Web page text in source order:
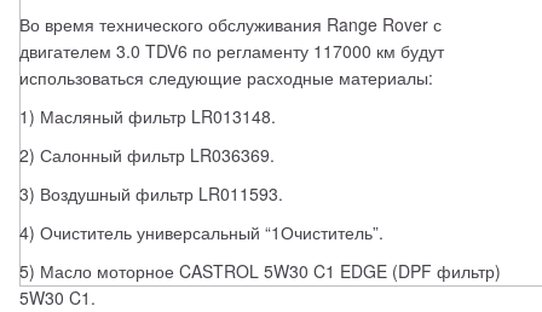
Во время технического обслуживания Range Rover с
двигателем 3.0 TDV6 по регламенту 117000 км будут
использоваться следующие расходные материалы:
1) Масляный фильтр LR013148.
2) Салонный фильтр LR036369.
3) Воздушный фильтр LR011593.
4) Очиститель универсальный “1Очиститель”.
5) Масло моторное CASTROL 5W30 C1 EDGE (DPF фильтр)
5W30 C1.